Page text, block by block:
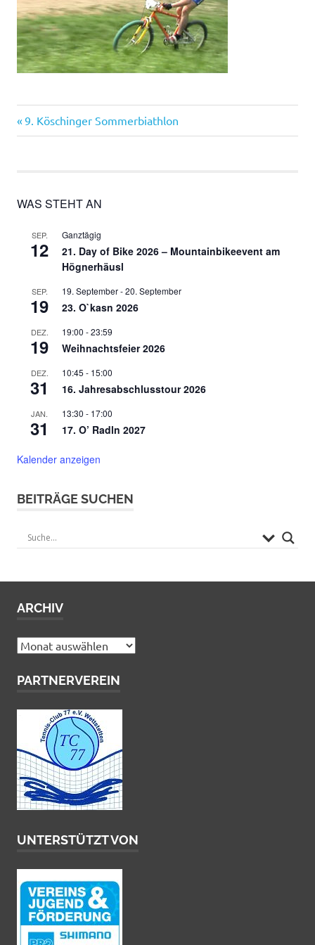
Beitragsnavigation
Vorheriger
Beitrag:
9. Köschinger Sommerbiathlon
WAS STEHT AN
SEP.
12
Ganztägig
21. Day of Bike 2026 – Mountainbikeevent am
Högnerhäusl
SEP.
19
19. September-20. September
23. O`kasn 2026
DEZ.
19
19:00 -23:59
Weihnachtsfeier 2026
DEZ.
31
10:45 - 15:00
16. Jahresabschlusstour 2026
JAN.
31
13:30 - 17:00
17. O’ Radln 2027
Kalender anzeigen
BEITRÄGE SUCHEN
ARCHIV
Archiv
PARTNERVEREIN
UNTERSTÜTZT VON